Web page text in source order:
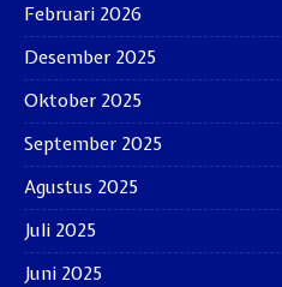
Februari 2026
Desember 2025
Oktober 2025
September 2025
Agustus 2025
Juli 2025
Juni 2025